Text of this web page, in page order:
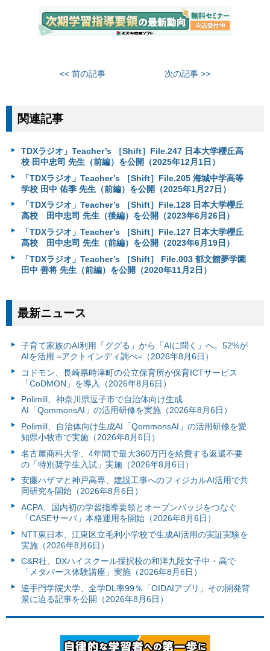
<< 前の記事 次の記事 >>
関連記事
TDXラジオ」Teacher’s ［Shift］File.247 日本大学櫻丘高
校 田中忠司 先生（前編）を公開（2025年12月1日）
「TDXラジオ」Teacher’s ［Shift］File.205 海城中学高等
学校 田中 佑季 先生（前編）を公開（2025年1月27日）
「TDXラジオ」Teacher’s ［Shift］File.128 日本大学櫻丘
高校 田中忠司 先生（後編）を公開（2023年6月26日）
「TDXラジオ」Teacher’s ［Shift］File.127 日本大学櫻丘
高校 田中忠司 先生（前編）を公開（2023年6月19日）
「TDXラジオ」Teacher’s ［Shift］ File.003 郁文館夢学園
田中 善将 先生（前編）を公開（2020年11月2日）
最新ニュース
子育て家族のAI利用「ググる」から「AIに聞く」へ。52%が
AIを活用 =アクトインディ調べ=（2026年8月6日）
コドモン、長崎県時津町の公立保育所が保育ICTサービス
「CoDMON」を導入（2026年8月6日）
Polimill、神奈川県逗子市で自治体向け生成
AI「QommonsAI」の活用研修を実施（2026年8月6日）
Polimill、自治体向け生成AI「QommonsAI」の活用研修を愛
知県小牧市で実施（2026年8月6日）
名古屋商科大学、4年間で最大360万円を給費する返還不要
の「特別奨学生入試」実施（2026年8月6日）
安藤ハザマと神戸高専、建設工事へのフィジカルAI活用で共
同研究を開始（2026年8月6日）
ACPA、国内初の学習指導要領とオープンバッジをつなぐ
「CASEサーバ」本格運用を開始（2026年8月6日）
NTT東日本、江東区立毛利小学校で生成AI活用の実証実験を
実施（2026年8月6日）
C&R社、DXハイスクール採択校の和洋九段女子中・高で
「メタバース体験講座」実施（2026年8月6日）
追手門学院大学、全学DL率99％「OIDAIアプリ」その開発背
景に迫る記事を公開（2026年8月6日）